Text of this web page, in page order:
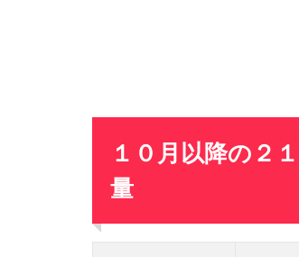
１０月以降の２
量